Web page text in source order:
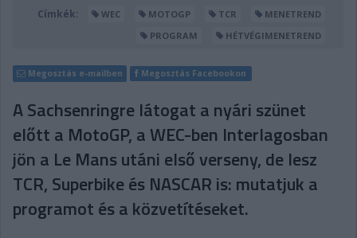
Címkék:
WEC MOTOGP TCR
MENETREND
PROGRAM
HÉTVÉGIMENETREND
Megosztás e-mailben Megosztás Facebookon
A Sachsenringre látogat a nyári szünet
előtt a MotoGP, a WEC-ben Interlagosban
jön a Le Mans utáni első verseny, de lesz
TCR, Superbike és NASCAR is: mutatjuk a
programot és a közvetítéseket.